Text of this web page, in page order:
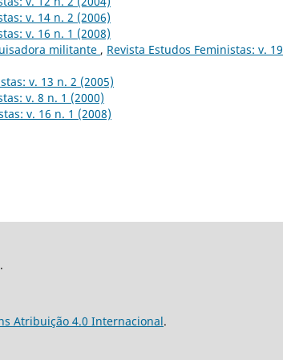
v. 14 n. 2 (2006)
v. 16 n. 1 (2008)
militante , Revista Estudos Feministas: v.
v. 13 n. 2 (2005)
v. 8 n. 1 (2000)
v. 16 n. 1 (2008)
Atribuição 4.0 Internacional.